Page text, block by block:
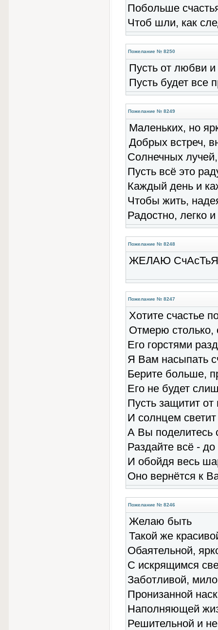
Побольше
Чтоб шли, как
Пожелание № 8250
Пусть от любви и
Пусть будет все
Пожелание № 8249
Маленьких, но
Добрых встреч,
Солнечных
Пусть всё это
Каждый день и
Чтобы жить,
Радостно, легко
Пожелание № 8248
ЖЕЛАЮ
Пожелание № 8247
Хотите счастье
Отмерю столько,
Его горстями
Я Вам насыпать
Берите больше,
Его не будет
Пусть защитит от
И солнцем
А Вы поделитесь
Раздайте всё -
И обойдя весь
Оно вернётся к
Пожелание № 8246
Желаю быть
Такой же
Обаятельной,
С искрящимся
Заботливой,
Пронизанной
Наполняющей
Решительной и